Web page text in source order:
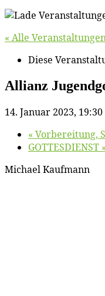
« Alle
Diese
Al­li­anz
14. Januar 2023, 19:30
« Vor­be­rei­tung,
GOTTESDIENST »
Mi­cha­el Kaufmann